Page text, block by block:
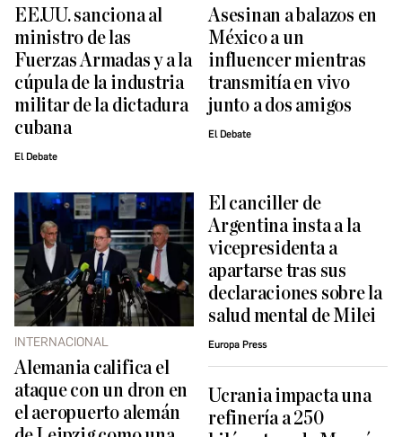
EE.UU. sanciona al
ministro de las
Fuerzas Armadas y a la
cúpula de la industria
militar de la dictadura
cubana
El Debate
Asesinan a balazos en
México a un
influencer mientras
transmitía en vivo
junto a dos amigos
El Debate
INTERNACIONAL
Alemania califica el
ataque con un dron en
el aeropuerto alemán
El canciller de
Argentina insta a la
vicepresidenta a
apartarse tras sus
declaraciones sobre la
salud mental de Milei
Europa Press
Ucrania impacta una
refinería a 250